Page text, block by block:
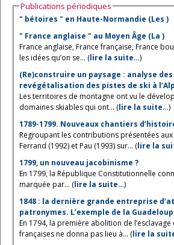
Publications périodiques
" bétoires " en Haute-Normandie (Les )
" France anglaise " au Moyen Âge (La )
France anglaise, France française, France
les idées qu’on se... (lire la suite…)
(Re)construire un paysage : analyse
revégétalisation des pistes de ski à
Les territoires de montagne ont vu le
domaines skiables qui ont... (lire la suite…)
1789-1799. Nouveaux chantiers
Regroupant les contributions présentées
Ferrand (1992) et Pau (1993) sur... (lire la
1799, un nouveau jacobinisme ?
En 1799, la République Constitutionnelle
marquée par... (lire la suite…)
1848 : la dernière grande entreprise
patronymes. L’exemple de la
En 1794, la première abolition de
françaises ne donna pas lieu à... (lire la